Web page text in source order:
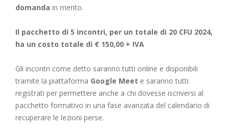
domanda in merito.
Il pacchetto di 5 incontri, per un totale di 20 CFU 2024,
ha un costo totale di € 150,00 + IVA
Gli incontri come detto saranno tutti online e disponibili
tramite la piattaforma Google Meet e saranno tutti
registrati per permettere anche a chi dovesse iscriversi al
pacchetto formativo in una fase avanzata del calendario di
recuperare le lezioni perse.